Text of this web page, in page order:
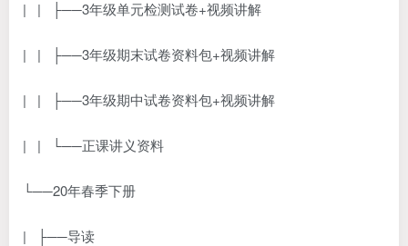
| | ├──3年级单元检测试卷+视频讲解
| | ├──3年级期末试卷资料包+视频讲解
| | ├──3年级期中试卷资料包+视频讲解
| | └──正课讲义资料
└──20年春季下册
| ├──导读